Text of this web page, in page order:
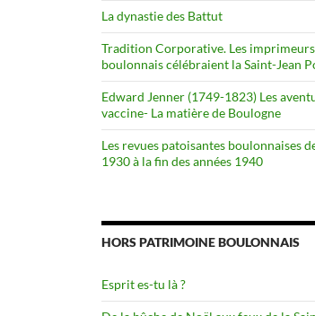
La dynastie des Battut
Tradition Corporative. Les imprimeurs
boulonnais célébraient la Saint-Jean
Edward Jenner (1749-1823) Les
vaccine- La matière de Boulogne
Les revues patoisantes boulonnaises
1930 à la fin des années 1940
HORS PATRIMOINE BOULONNAIS
Esprit es-tu là ?